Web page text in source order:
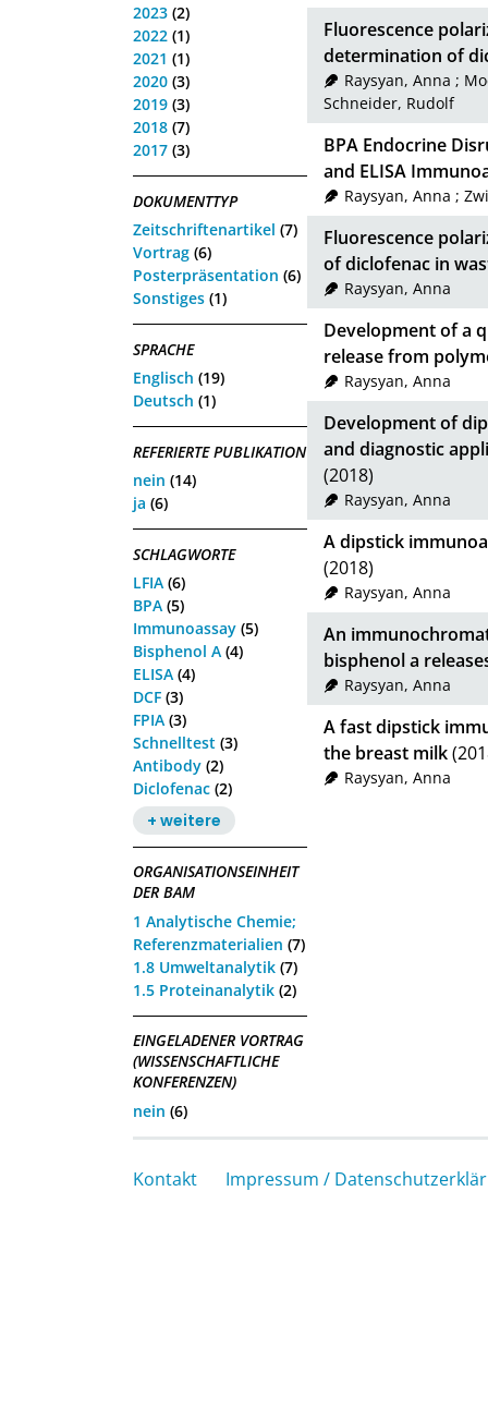
2023 (2)
2022 (1)
2021 (1)
2020 (3)
2019 (3)
2018 (7)
2017 (3)
DOKUMENTTYP
Zeitschriftenartikel (7)
Vortrag (6)
Posterpräsentation (6)
Sonstiges (1)
SPRACHE
Englisch (19)
Deutsch (1)
REFERIERTE PUBLIKATION
nein (14)
ja (6)
SCHLAGWORTE
LFIA (6)
BPA (5)
Immunoassay (5)
Bisphenol A (4)
ELISA (4)
DCF (3)
FPIA (3)
Schnelltest (3)
Antibody (2)
Diclofenac (2)
+ weitere
ORGANISATIONSEINHEIT
DER BAM
1 Analytische Chemie;
Referenzmaterialien (7)
1.8 Umweltanalytik (7)
1.5 Proteinanalytik (2)
EINGELADENER VORTRAG
(WISSENSCHAFTLICHE
KONFERENZEN)
nein (6)
Fluorescence
determination of
Raysyan, Anna ;
Schneider, Rudolf
BPA Endocrine
and ELISA
Raysyan, Anna ;
Fluorescence
of diclofenac in
Raysyan, Anna
Development of a
release from
Raysyan, Anna
Development of
and diagnostic
(2018)
Raysyan, Anna
A dipstick
(2018)
Raysyan, Anna
An
bisphenol a
Raysyan, Anna
A fast dipstick
the breast milk
Raysyan, Anna
Kontakt Impressum /